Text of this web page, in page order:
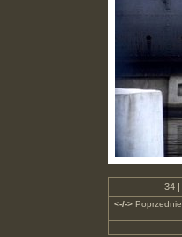
34 |
<-/->Poprzednie